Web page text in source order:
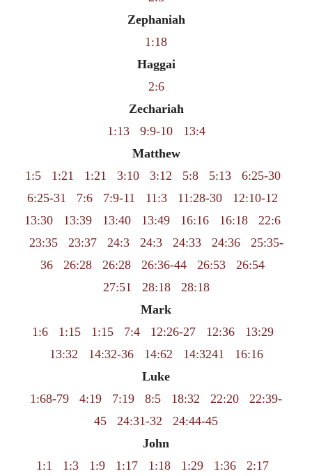
Zephaniah
1:18
Haggai
2:6
Zechariah
1:13
9:9-10
13:4
Matthew
1:5
1:21 1:21 3:10 3:12 5:8 5:13
6:25-30
6:25-31
7:6 7:9-11 11:3 11:28-30
12:10-12
13:30
13:39 13:40 13:49 16:16 16:18
22:6
23:35
23:37 24:3 24:3 24:33 24:36
25:35-
36
26:28 26:28 26:36-44 26:53
26:54
27:51
28:18
28:18
Mark
1:6
1:15 1:15 7:4 12:26-27 12:36
13:29
13:32
14:32-36 14:62 14:3241
16:16
Luke
1:68-79
4:19 7:19 8:5 18:32 22:20
22:39-
45
24:31-32
24:44-45
John
1:1
1:3 1:9 1:17 1:18 1:29 1:36
2:17